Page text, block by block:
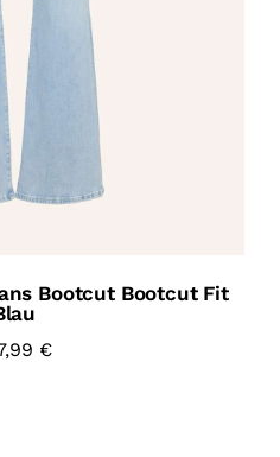
Bootcut Bootcut Fit
€